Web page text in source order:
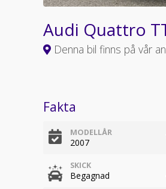
Audi Quattro
Denna bil finns på vår
Fakta
MODELLÅR
2007
SKICK
Begagnad